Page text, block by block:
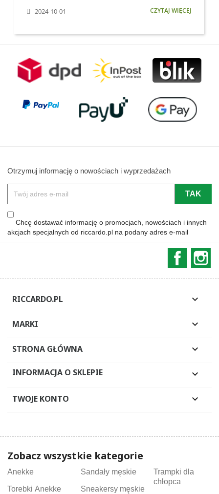
2024-10-01 CZYTAJ WIĘCEJ
Otrzymuj informację o nowościach i wyprzedażach
Chcę dostawać informację o promocjach, nowościach i innych
akcjach specjalnych od riccardo.pl na podany adres e-mail
RICCARDO.PL 
MARKI 
STRONA GŁÓWNA 
INFORMACJA O SKLEPIE 
TWOJE KONTO 
Zobacz wszystkie kategorie
Anekke
Torebki Anekke
Sandały męskie
Sneakersy męskie
Trampki dla
chłopca